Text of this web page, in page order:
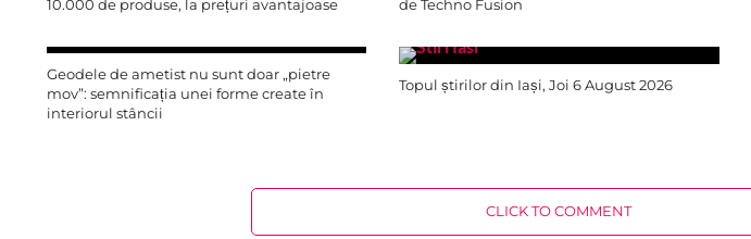
10.000 de produse, la prețuri avantajoase
de Techno Fusion
Geodele de ametist nu sunt doar „pietre
mov”: semnificația unei forme create în
interiorul stâncii
Topul știrilor din Iași, Joi 6 August 2026
CLICK TO COMMENT